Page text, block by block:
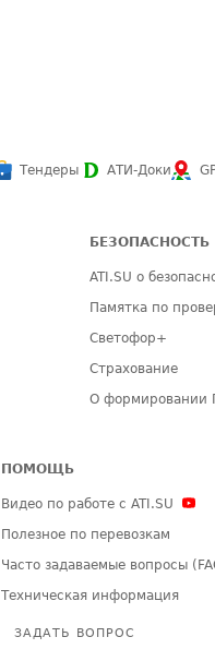
Тендеры АТИ-Доки
БЕЗОПАСНОСТЬ
ATI.SU о
Памятка по
Светофор+
Страхование
О формировании
ПОМОЩЬ
Видео по работе с ATI.SU
Полезное по перевозкам
Часто задаваемые вопросы
Техническая информация
ЗАДАТЬ ВОПРОС